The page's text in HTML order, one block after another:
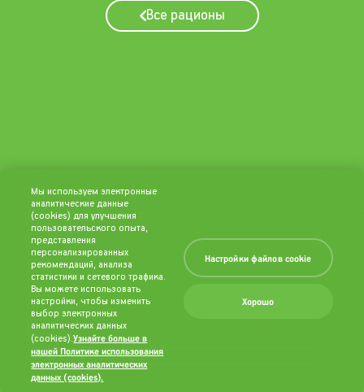
Все рационы
Мы используем электронные
аналитические данные
(cookies) для улучшения
пользовательского опыта,
представления
персонализированных
рекомендаций, анализа
статистики и сетевого трафика.
Вы можете использовать
настройки, чтобы изменить
выбор электронных
аналитических данных
(cookies).Узнайте больше в
нашей Политике использования
электронных аналитических
данных (cookies).
Настройки файлов cookie
Хорошо